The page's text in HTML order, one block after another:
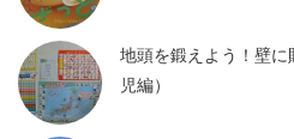
地頭を鍛えよう！壁
児編）